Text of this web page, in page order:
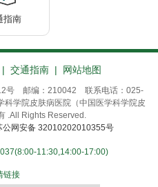
指南
| 交通指南 | 网站地图
号 邮编：210042 联系电话：025-
学院皮肤病医院（中国医学科学院皮
.All Rights Reserved.
公网安备 32010202010355号
11:30,14:00-17:00)
链接